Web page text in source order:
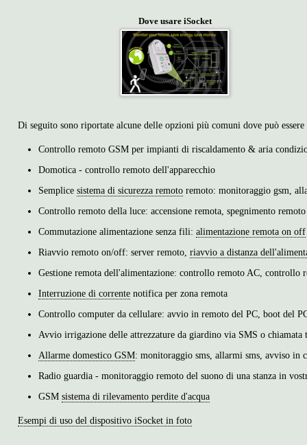
Dove usare iSocket
Di seguito sono riportate alcune delle opzioni più comuni dove può
Controllo remoto GSM per impianti di riscaldamento & aria
Domotica - controllo remoto dell'apparecchio
Semplice sistema di sicurezza remoto remoto: monitoraggio gsm,
Controllo remoto della luce: accensione remota, spegnimento remoto
Commutazione alimentazione senza fili: alimentazione remota on off
Riavvio remoto on/off: server remoto, riavvio a distanza
Gestione remota dell'alimentazione: controllo remoto AC,
Interruzione di corrente notifica per zona remota
Controllo computer da cellulare: avvio in remoto del PC, boot del
Avvio irrigazione delle attrezzature da giardino via SMS o chiamata
Allarme domestico GSM: monitoraggio sms, allarmi sms, avviso in
Radio guardia - monitoraggio remoto del suono di una stanza in
GSM sistema di rilevamento perdite d'acqua
Esempi di uso del dispositivo iSocket in foto